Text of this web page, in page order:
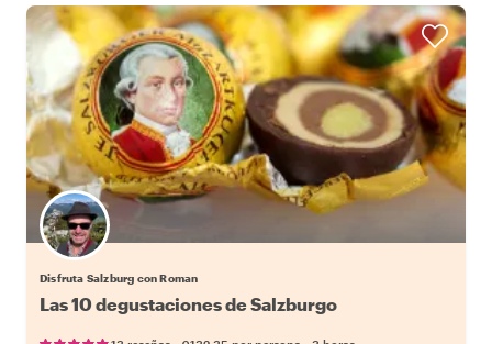
Disfruta Salzburg con Roman
Las 10 degustaciones de Salzburgo